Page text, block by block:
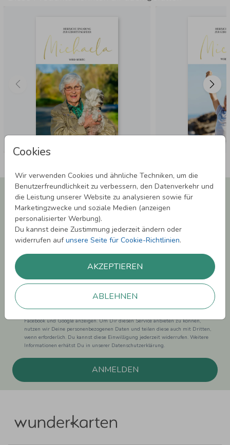
Cookies
Wir verwenden Cookies und ähnliche Techniken, um die
Benutzerfreundlichkeit zu verbessern, den Datenverkehr und
die Leistung unserer Website zu analysieren sowie für
Marketingzwecke und soziale Medien (anzeigen
personalisierter Werbung).
Du kannst deine Zustimmung jederzeit ändern oder
widerrufen aufunsere Seite für Cookie-Richtlinien.
AKZEPTIEREN
ABLEHNEN
Newsletter abonnieren und 5,00 € Rabatt**
sichern!
Melde Dich zu unserem Newsletter an und bleibe auf dem
Laufenden.
Einwilligung zur Datennutzung für Marketingzwecke: Hiermit willigst Du ein,
dass wir Dich mit neuesten Informationen aus unserem Angebot informieren
können. Dies umfasst den Versand unseres Newsletters. Zudem können wir Dir
Facebook und Google anzeigen. Um Dir diesen Service anbieten zu können,
nutzen wir Deine personenbezogenen Daten und teilen diese auch mit Dritten,
wenn erforderlich. Du kannst diese Einwilligung jederzeit widerrufen. Weitere
Informationen erhätst Du in unserer Datenschutzerklärung.
ANMELDEN